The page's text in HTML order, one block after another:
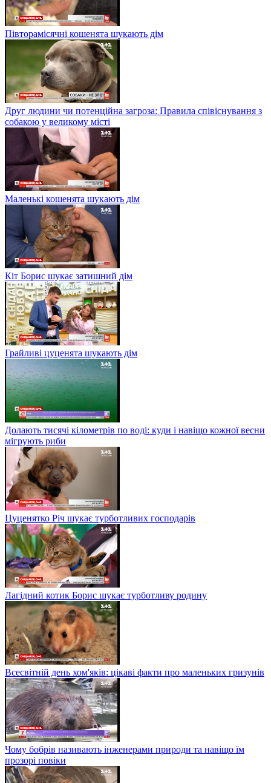
Півторамісячні кошенята шукають дім
Друг людини чи потенційна загроза: Правила співіснування з
собакою у великому місті
Маленькі кошенята шукають дім
Кіт Борис шукає затишний дім
Грайливі цуценята шукають дім
Долають тисячі кілометрів по воді: куди і навіщо кожної весни
мігрують риби
Цуценятко Річ шукає турботливих господарів
Лагідний котик Борис шукає турботливу родину
Всесвітній день хом'яків: цікаві факти про маленьких гризунів
Чому бобрів називають інженерами природи та навіщо їм
прозорі повіки